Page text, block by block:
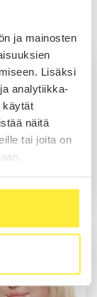
ja mainosten
Lisäksi
analytiikka-
käytät
näitä
tai joita on